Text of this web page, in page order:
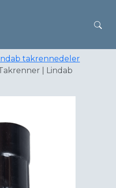
takrennedeler
| Lindab